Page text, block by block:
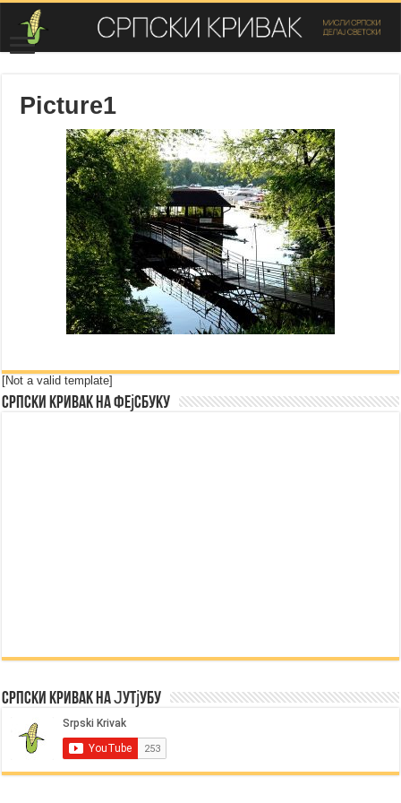
Picture1
[Not a valid template]
Српски Кривак на Фејсбуку
Српски Кривак на Јутјубу